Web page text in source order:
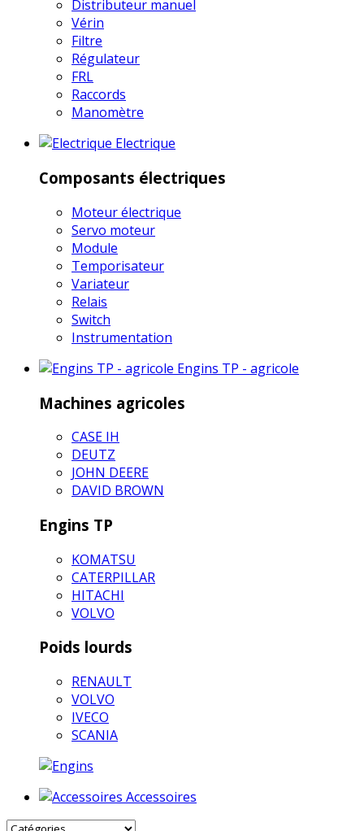
Distributeur manuel
Vérin
Filtre
Régulateur
FRL
Raccords
Manomètre
Electrique
Composants électriques
Moteur électrique
Servo moteur
Module
Temporisateur
Variateur
Relais
Switch
Instrumentation
Engins TP - agricole
Machines agricoles
CASE IH
DEUTZ
JOHN DEERE
DAVID BROWN
Engins TP
KOMATSU
CATERPILLAR
HITACHI
VOLVO
Poids lourds
RENAULT
VOLVO
IVECO
SCANIA
Accessoires